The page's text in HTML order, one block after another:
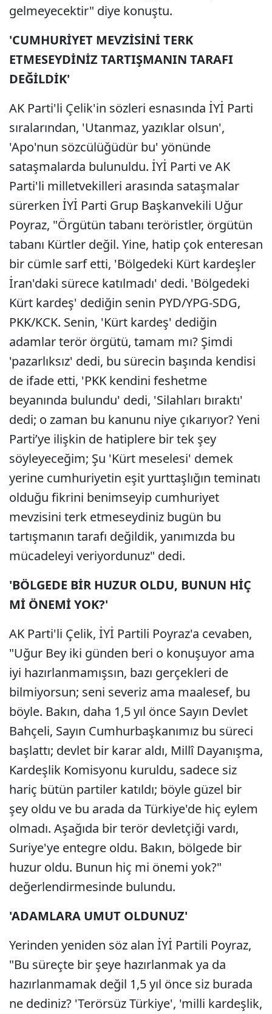
gelmeyecektir" diye konuştu.
'CUMHURİYET MEVZİSİNİ TERK
ETMESEYDİNİZ TARTIŞMANIN TARAFI
DEĞİLDİK'
AK Parti'li Çelik'in sözleri esnasında İYİ Parti
sıralarından, 'Utanmaz, yazıklar olsun',
'Apo'nun sözcülüğüdür bu' yönünde
sataşmalarda bulunuldu. İYİ Parti ve AK
Parti'li milletvekilleri arasında sataşmalar
sürerken İYİ Parti Grup Başkanvekili Uğur
Poyraz, "Örgütün tabanı teröristler, örgütün
tabanı Kürtler değil. Yine, hatip çok enteresan
bir cümle sarf etti, 'Bölgedeki Kürt kardeşler
İran'daki sürece katılmadı' dedi. 'Bölgedeki
Kürt kardeş' dediğin senin PYD/YPG-SDG,
PKK/KCK. Senin, 'Kürt kardeş' dediğin
adamlar terör örgütü, tamam mı? Şimdi
'pazarlıksız' dedi, bu sürecin başında kendisi
de ifade etti, 'PKK kendini feshetme
beyanında bulundu' dedi, 'Silahları bıraktı'
dedi; o zaman bu kanunu niye çıkarıyor? Yeni
Parti’ye ilişkin de hatiplere bir tek şey
söyleyeceğim; Şu 'Kürt meselesi' demek
yerine cumhuriyetin eşit yurttaşlığın teminatı
olduğu fikrini benimseyip cumhuriyet
mevzisini terk etmeseydiniz bugün bu
tartışmanın tarafı değildik, yanımızda bu
mücadeleyi veriyordunuz" dedi.
'BÖLGEDE BİR HUZUR OLDU, BUNUN HİÇ
Mİ ÖNEMİ YOK?'
AK Parti'li Çelik, İYİ Partili Poyraz'a cevaben,
"Uğur Bey iki günden beri o konuşuyor ama
iyi hazırlanmamışsın, bazı gerçekleri de
bilmiyorsun; seni severiz ama maalesef, bu
böyle. Bakın, daha 1,5 yıl önce Sayın Devlet
Bahçeli, Sayın Cumhurbaşkanımız bu süreci
başlattı; devlet bir karar aldı, Millî Dayanışma,
Kardeşlik Komisyonu kuruldu, sadece siz
hariç bütün partiler katıldı; böyle güzel bir
şey oldu ve bu arada da Türkiye'de hiç eylem
olmadı. Aşağıda bir terör devletçiği vardı,
Suriye'ye entegre oldu. Bakın, bölgede bir
huzur oldu. Bunun hiç mi önemi yok?"
değerlendirmesinde bulundu.
'ADAMLARA UMUT OLDUNUZ'
Yerinden yeniden söz alan İYİ Partili Poyraz,
"Bu süreçte bir şeye hazırlanmak ya da
hazırlanmamak değil 1,5 yıl önce siz burada
ne dediniz? 'Terörsüz Türkiye', 'milli kardeşlik,